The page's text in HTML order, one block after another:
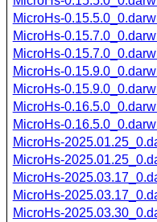
MicroHs-
MicroHs-
MicroHs-
MicroHs-
MicroHs-
MicroHs-
MicroHs-
MicroHs-
MicroHs-
MicroHs-
MicroHs-
MicroHs-